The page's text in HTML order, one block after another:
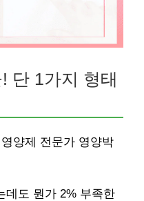
단 1가지 형태
양제 전문가 영양박
데도 뭔가 2% 부족한